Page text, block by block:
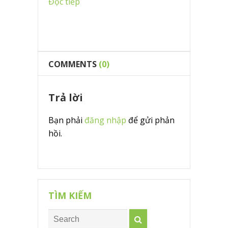
COMMENTS (0)
Trả lời
Bạn phải đăng nhập để gửi phản
hồi.
TÌM KIẾM